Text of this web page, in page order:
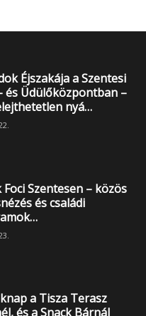
Éjszakája a Szentesi
és Üdülőközpontban –
nyá…
Foci Szentesen – közös
és családi
a Tisza Terasz
és a Snack Bárnál